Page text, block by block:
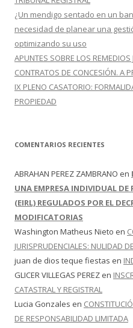
¿Un mendigo sentado en un
necesidad de planear una
optimizando su uso
APUNTES SOBRE LOS REMEDIOS
CONTRATOS DE CONCESIÓN. A
IX PLENO CASATORIO:
PROPIEDAD
COMENTARIOS RECIENTES
ABRAHAN PEREZ ZAMBRANO en
UNA EMPRESA INDIVIDUAL
(EIRL) REGULADOS POR EL
MODIFICATORIAS
Washington Matheus Nieto en
JURISPRUDENCIALES: NULIDAD
juan de dios teque fiestas en
GLICER VILLEGAS PEREZ en
CATASTRAL Y REGISTRAL
Lucia Gonzales en
DE RESPONSABILIDAD LIMITADA